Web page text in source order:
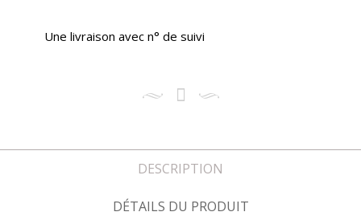
Une livraison avec n° de suivi
DESCRIPTION
DÉTAILS DU PRODUIT